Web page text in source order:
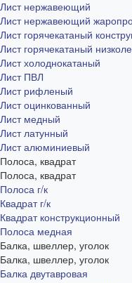
Лист нержавеющий
Лист нержавеющий
Лист горячекатаный
Лист горячекатаный
Лист холоднокатаный
Лист ПВЛ
Лист рифленый
Лист оцинкованный
Лист медный
Лист латунный
Лист алюминиевый
Полоса, квадрат
Полоса, квадрат
Полоса г/к
Квадрат г/к
Квадрат конструкционный
Полоса медная
Балка, швеллер, уголок
Балка, швеллер, уголок
Балка двутавровая